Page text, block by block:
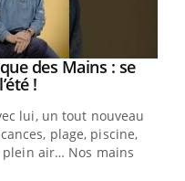
des Mains : se
!Youtube
lui, un tout nouveau
plage, piscine,
air… Nos mains
2026Youtube
et, pour de
atteintes de
de questions, de